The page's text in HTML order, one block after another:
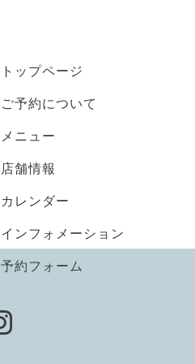
トップページ
ご予約について
メニュー
店舗情報
カレンダー
インフォメーション
予約フォーム